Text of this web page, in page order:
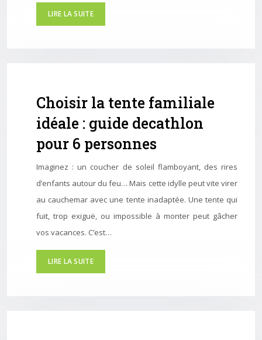
LIRE LA SUITE
Choisir la tente familiale
idéale : guide decathlon
pour 6 personnes
Imaginez : un coucher de soleil flamboyant, des rires
d’enfants autour du feu… Mais cette idylle peut vite virer
au cauchemar avec une tente inadaptée. Une tente qui
fuit, trop exiguë, ou impossible à monter peut gâcher
vos vacances. C’est…
LIRE LA SUITE